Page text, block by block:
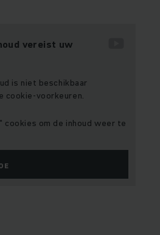
vereist uw
is niet beschikbaar
cookie-voorkeuren.
cookies om de inhoud weer te